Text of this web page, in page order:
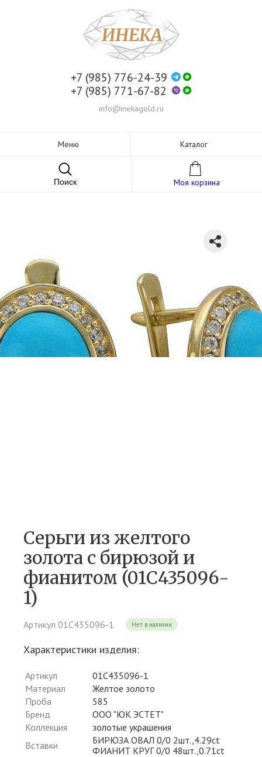
+7 (985) 776-24-39
+7 (985) 771-67-82
info@inekagold.ru
Меню Каталог
Поиск Моя корзина
Серьги из желтого
золота c бирюзой и
фианитом (01С435096-
1)
Артикул 01С435096-1 Нет в наличии
Характеристики изделия:
Артикул
01С435096-1
Материал
Желтое золото
Проба
585
Бренд
ООО "ЮК ЭСТЕТ"
Коллекция
золотые украшения
Вставки
БИРЮЗА ОВАЛ 0/0 2шт.,4.29ct
ФИАНИТ КРУГ 0/0 48шт.,0.71ct